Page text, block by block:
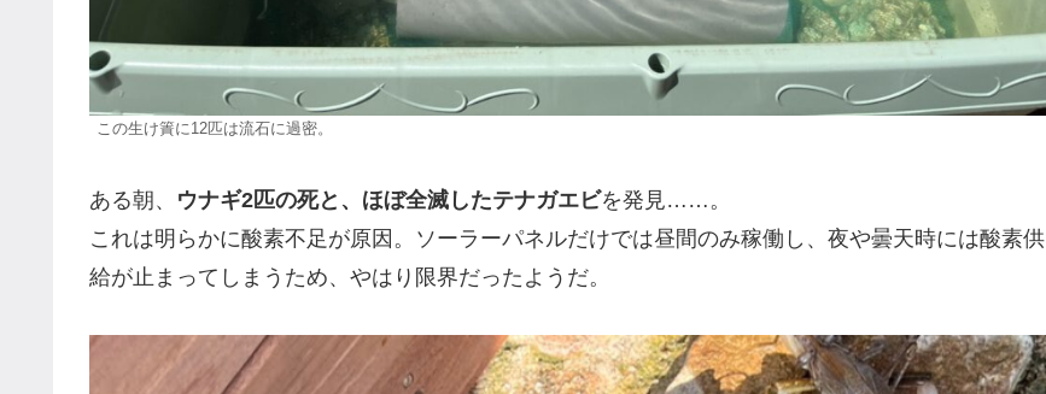
この生け簀に12匹は流石に過密。
ある朝、 ウナギ2匹の死と、ほぼ全滅したテナガエビを発見……。
これは明らかに酸素不足が原因。ソーラーパネルだけでは昼間のみ稼働し、夜や曇天時には酸素供
給が止まってしまうため、やはり限界だったようだ。